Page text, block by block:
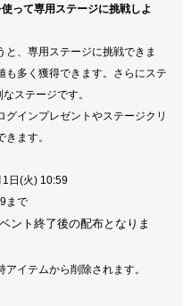
って専用ステージに挑戦しよ
、専用ステージに挑戦できま
も多く獲得できます。さらにステ
ステージです。
グインプレゼントやステージクリ
ます。
日(火) 10:59
まで
ント終了後の配布となりま
イテムから削除されます。